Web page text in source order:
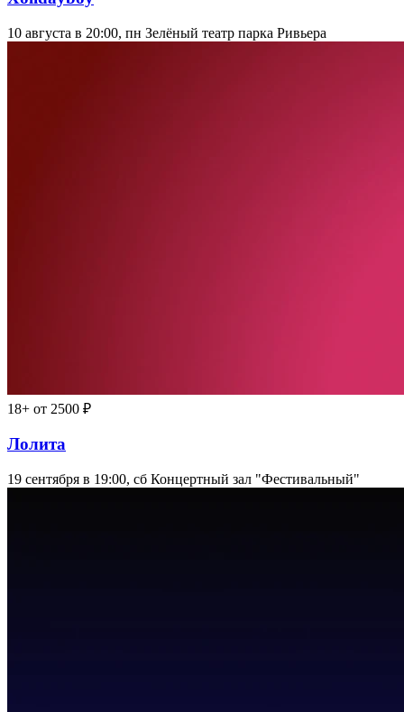
10 августа в 20:00, пн Зелёный театр парка Ривьера
18+ от 2500 ₽
Лолита
19 сентября в 19:00, сб Концертный зал "Фестивальный"